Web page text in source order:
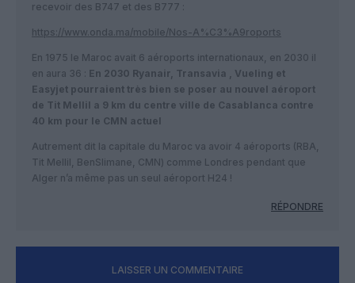
recevoir des B747 et des B777 :
https://www.onda.ma/mobile/Nos-A%C3%A9roports
En 1975 le Maroc avait 6 aéroports internationaux, en 2030 il
en aura 36 : En 2030 Ryanair, Transavia , Vueling et
Easyjet pourraient très bien se poser au nouvel aéroport
de Tit Mellil a 9 km du centre ville de Casablanca contre
40 km pour le CMN actuel
Autrement dit la capitale du Maroc va avoir 4 aéroports (RBA,
Tit Mellil, BenSlimane, CMN) comme Londres pendant que
Alger n’a même pas un seul aéroport H24 !
RÉPONDRE
LAISSER UN COMMENTAIRE